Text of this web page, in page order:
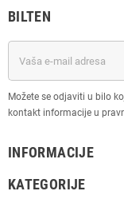
BILTEN
Možete se odjaviti u bilo
kontakt informacije u
INFORMACIJE
KATEGORIJE